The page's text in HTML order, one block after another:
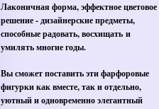
Лаконичная форма, эффектное цветовое
решение - дизайнерские предметы,
способные радовать, восхищать и
умилять многие годы.
Вы сможет поставить эти фарфоровые
фигурки как вместе, так и отдельно,
уютный и одновременно элегантный